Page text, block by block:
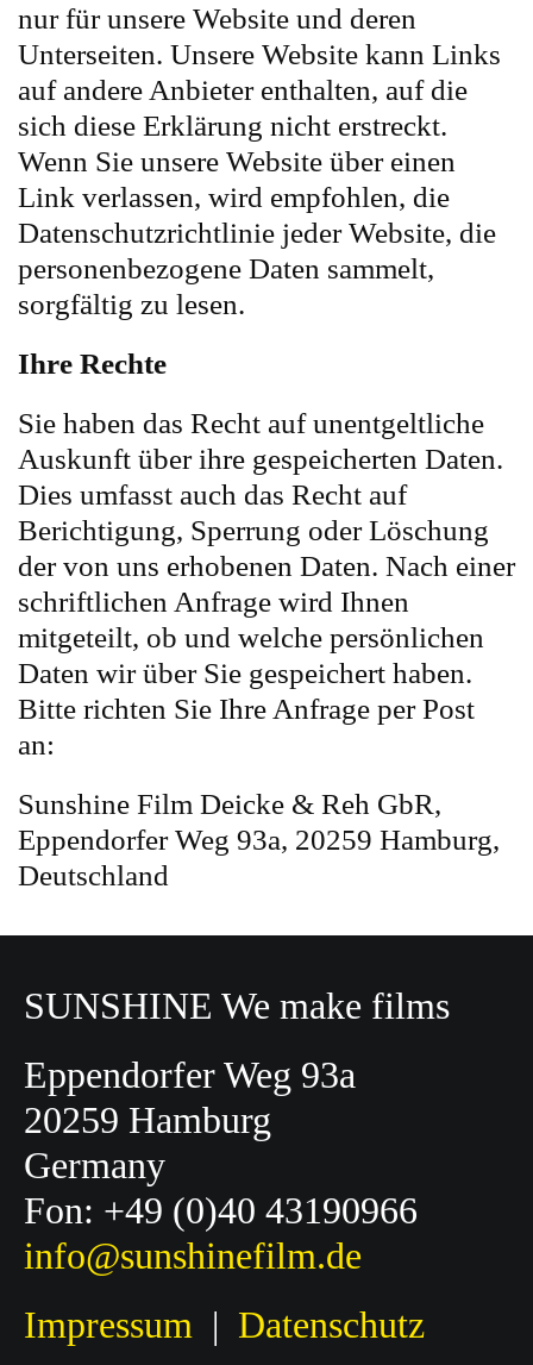
nur für unsere Website und deren
Unterseiten. Unsere Website kann Links
auf andere Anbieter enthalten, auf die
sich diese Erklärung nicht erstreckt.
Wenn Sie unsere Website über einen
Link verlassen, wird empfohlen, die
Datenschutzrichtlinie jeder Website, die
personenbezogene Daten sammelt,
sorgfältig zu lesen.
Ihre Rechte
Sie haben das Recht auf unentgeltliche
Auskunft über ihre gespeicherten Daten.
Dies umfasst auch das Recht auf
Berichtigung, Sperrung oder Löschung
der von uns erhobenen Daten. Nach einer
schriftlichen Anfrage wird Ihnen
mitgeteilt, ob und welche persönlichen
Daten wir über Sie gespeichert haben.
Bitte richten Sie Ihre Anfrage per Post
an:
Sunshine Film Deicke & Reh GbR,
Eppendorfer Weg 93a, 20259 Hamburg,
Deutschland
SUNSHINE We make films
Eppendorfer Weg 93a
20259 Hamburg
Germany
Fon: +49 (0)40 43190966
info@sunshinefilm.de
Impressum | Datenschutz